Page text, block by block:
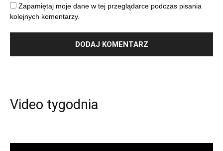
Zapamiętaj moje dane w tej przeglądarce podczas pisania
kolejnych komentarzy.
Video tygodnia